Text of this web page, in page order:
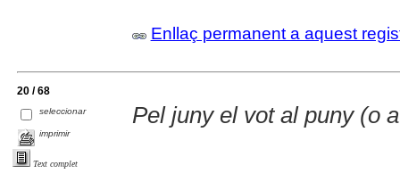
Enllaç permanent a aquest
20 / 68
seleccionar
imprimir
Text complet
Pel juny el vot al puny (o